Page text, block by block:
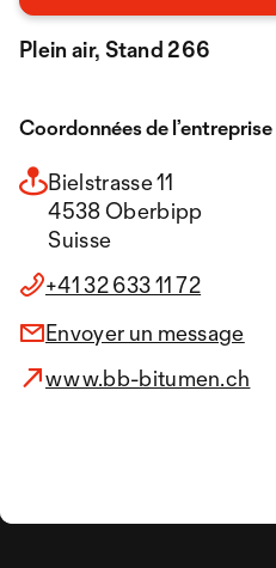
Plein air, Stand 266
Coordonnées de l’entreprise
Bielstrasse 11
4538 Oberbipp
Suisse
+41 32 633 11 72
Envoyer un message
www.bb-bitumen.ch